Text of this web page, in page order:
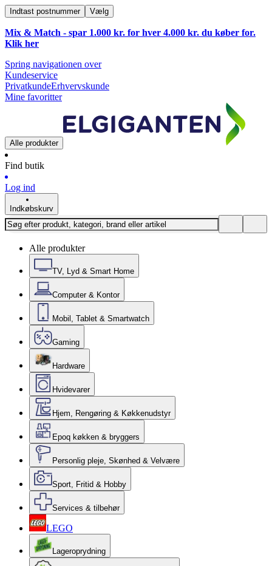
Indtast postnummer Vælg
Mix & Match - spar 1.000 kr. for hver 4.000 kr. du køber for.
Klik her
Spring navigationen over
Kundeservice
PrivatkundeErhvervskunde
Mine favoritter
Alle produkter
Find butik
Log ind
Indkøbskurv
Alle produkter
TV, Lyd & Smart Home
Computer & Kontor
Mobil, Tablet & Smartwatch
Gaming
Hardware
Hvidevarer
Hjem, Rengøring & Køkkenudstyr
Epoq køkken & bryggers
Personlig pleje, Skønhed & Velvære
Sport, Fritid & Hobby
Services & tilbehør
LEGO
Lageroprydning